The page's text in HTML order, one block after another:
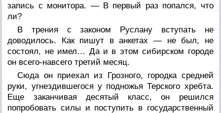
запись с монитора. — В первый раз попался, что
ли?
В трения с законом Руслану вступать не
доводилось. Как пишут в анкетах — не был, не
состоял, не имел… Да и в этом сибирском городе
он всего-навсего третий месяц.
Сюда он приехал из Грозного, городка средней
руки, угнездившегося у подножья Терского хребта.
Еще заканчивая десятый класс, он решился
попробовать силы и поступить в государственный